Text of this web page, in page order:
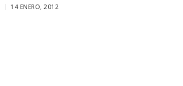
14 ENERO, 2012